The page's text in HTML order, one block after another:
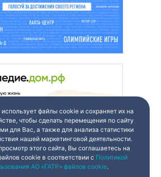
файлы cookie и сохраняет их на
чтобы сделать перемещения по сайту
для Вас, а также для анализа статистики
нашей маркетинговой деятельности.
этого сайта, Вы соглашаетесь на
cookie в соответствии с Политикой
АО «ГАТР» файлов cookie.